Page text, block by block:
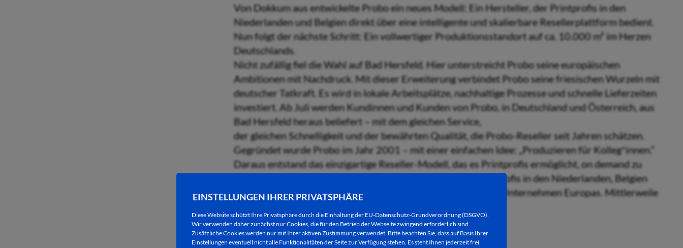
EINSTELLUNGEN IHRER PRIVATSPHÄRE
Diese Website schützt Ihre Privatsphäre durch die Einhaltung der EU-Datenschutz-Grundverordnung (DSGVO).
Wir verwenden daher zunächst nur Cookies, die für den Betrieb der Webseite zwingend erforderlich sind.
Zusätzliche Cookies werden nur mit Ihrer aktiven Zustimmung verwendet. Bitte beachten Sie, dass auf Basis Ihrer
Einstellungen eventuell nicht alle Funktionalitäten der Seite zur Verfügung stehen. Es steht Ihnen jederzeit frei,
Von Dokkum aus entwickelte Probo ein neues Modell: Ein Hersteller, der Printprofis in den
Niederlanden und Belgien direkt über eine intelligente und skalierbare Resellerplattform bedient.
Nun folgt der nächste Schritt: Ein vollwertiger Produktionsstandort auf ca. 10.000 m² im Herzen
Deutschlands.
Nicht zufällig fiel die Wahl auf Bad Hersfeld. Hier unterstreicht Probo seine europäischen
Ambitionen mit Nachdruck. Mit dieser Erweiterung verbindet Probo seine friesischen Wurzeln mit
deutscher Tatkraft. Es wird in lokale Arbeitsplätze, nachhaltige Prozesse und schnelle Lieferzeiten
investiert. Ab Juli werden Kundinnen und Kunden von Probo, in Deutschland und Österreich, aus
Bad Hersfeld heraus beliefert – mit dem gleichen Service,
der gleichen Schnelligkeit und der bewährten Qualität, die Probo-Reseller seit Jahren schätzen.
Gegründet wurde Probo im Jahr 2001 – mit einer einfachen Idee: „Produzieren für Kolleg*innen.“
Daraus entstand das einzigartige Reseller-Modell, das es Printprofis ermöglicht, on demand zu
produzieren. Heute ist Probo die Produktionsstätte für Printprofis in den Niederlanden, Belgien
und Deutschland – und eines der am schnellsten wachsenden Unternehmen Europas. Mittlerweile
beschäftigt, und die Zahl wächst stetig.